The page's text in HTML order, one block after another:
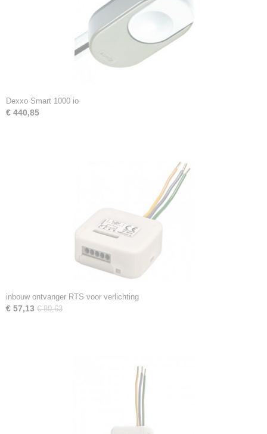
Dexxo Smart 1000 io
€ 440,85
inbouw ontvanger RTS voor verlichting
€ 57,13 € 80,63